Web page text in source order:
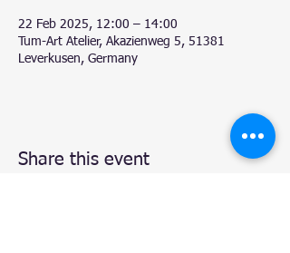
22 Feb 2025, 12:00 – 14:00
Tum-Art Atelier, Akazienweg 5, 51381
Leverkusen, Germany
Share this event